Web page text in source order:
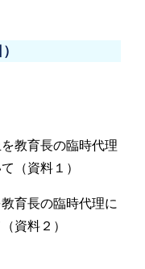
教育長の臨時代理
（資料１）
育長の臨時代理に
資料２）